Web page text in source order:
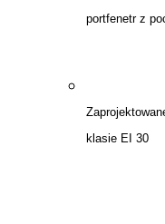
portfenetr z
klasie EI 30